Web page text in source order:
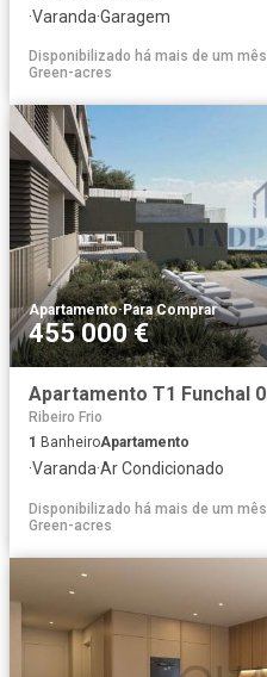
·Varanda·Garagem
Disponibilizado há mais de um mês
Green-acres
Apartamento·Para Comprar
455 000 €
Ribeiro Frio
1 BanheiroApartamento
·Varanda·Ar Condicionado
Disponibilizado há mais de um mês
Green-acres